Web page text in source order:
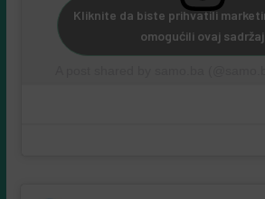
Kliknite da biste prihvatili
omogućili ovaj sadržaj